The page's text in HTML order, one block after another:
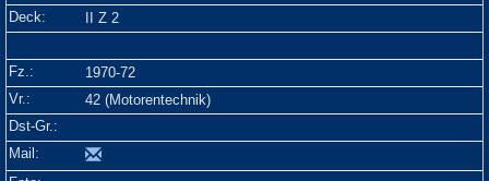
II Z 2
1970-72
42 (Motorentechnik)